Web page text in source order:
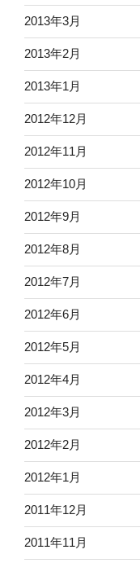
2013年3月
2013年2月
2013年1月
2012年12月
2012年11月
2012年10月
2012年9月
2012年8月
2012年7月
2012年6月
2012年5月
2012年4月
2012年3月
2012年2月
2012年1月
2011年12月
2011年11月